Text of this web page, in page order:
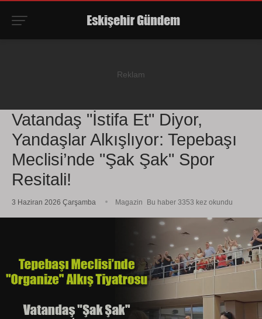
Vatandaş "İstifa Et" Diyor,
Yandaşlar Alkışlıyor: Tepebaşı
Meclisi’nde "Şak Şak" Spor
Resitali!
3 Haziran 2026 Çarşamba Magazin Bu haber 3353 kez okundu